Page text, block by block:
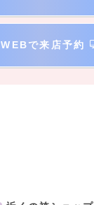
WEBで来店予約